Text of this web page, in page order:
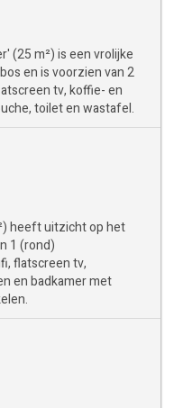
(25 m²) is een vrolijke
en is voorzien van 2
tv, koffie- en
toilet en wastafel.
heeft uitzicht op het
1 (rond)
flatscreen tv,
en badkamer met